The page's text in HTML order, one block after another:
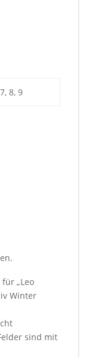
8, 9
„Leo
Winter
sind mit